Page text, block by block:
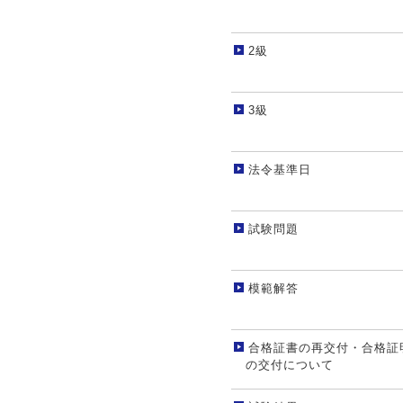
2級
3級
法令基準日
試験問題
模範解答
合格証書の再交付・合格証
の交付について